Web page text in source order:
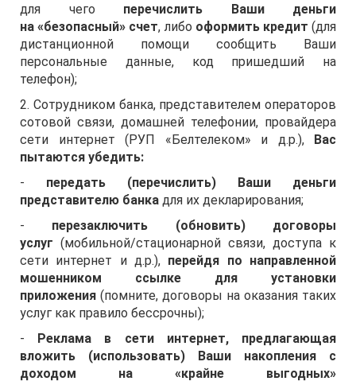
для чего перечислить Ваши деньги
на «безопасный» счет, либо оформить кредит (для
дистанционной помощи сообщить Ваши
персональные данные, код пришедший на
телефон);
2. Сотрудником банка, представителем операторов
сотовой связи, домашней телефонии, провайдера
сети интернет (РУП «Белтелеком» и д.р.), Вас
пытаются убедить:
- передать (перечислить) Ваши деньги
представителю банка для их декларирования;
- перезаключить (обновить) договоры
услуг (мобильной/стационарной связи, доступа к
сети интернет и д.р.), перейдя по направленной
мошенником ссылке для установки
приложения (помните, договоры на оказания таких
услуг как правило бессрочны);
- Реклама в сети интернет, предлагающая
вложить (использовать) Ваши накопления с
доходом на «крайне выгодных»